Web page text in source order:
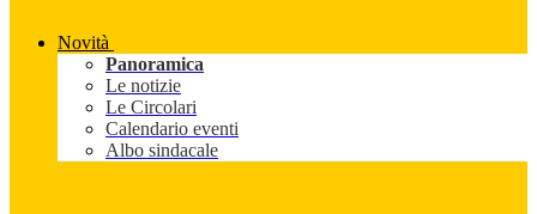
Novità
Panoramica
Le notizie
Le Circolari
Calendario eventi
Albo sindacale